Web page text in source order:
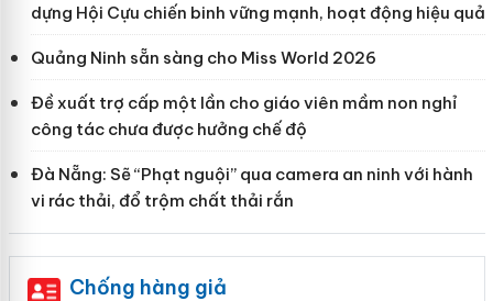
dựng Hội Cựu chiến binh vững mạnh, hoạt động hiệu quả
Quảng Ninh sẵn sàng cho Miss World 2026
Đề xuất trợ cấp một lần cho giáo viên mầm non nghỉ
công tác chưa được hưởng chế độ
Đà Nẵng: Sẽ “Phạt nguội” qua camera an ninh với hành
vi rác thải, đổ trộm chất thải rắn
Chống hàng giả